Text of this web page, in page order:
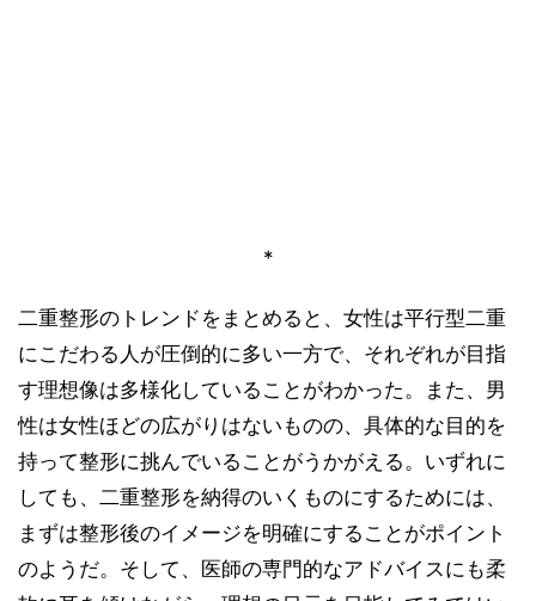
*
二重整形のトレンドをまとめると、女性は平行型二重
にこだわる人が圧倒的に多い一方で、それぞれが目指
す理想像は多様化していることがわかった。また、男
性は女性ほどの広がりはないものの、具体的な目的を
持って整形に挑んでいることがうかがえる。いずれに
しても、二重整形を納得のいくものにするためには、
まずは整形後のイメージを明確にすることがポイント
のようだ。そして、医師の専門的なアドバイスにも柔